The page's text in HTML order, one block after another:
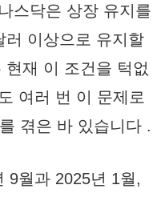
스닥은 상장 유지를
러 이상으로 유지할
재 이 조건을 턱없
여러 번 이 문제로
겪은 바 있습니다 .
9월과 2025년 1월,